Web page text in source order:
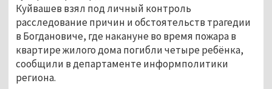
Куйвашев взял под личный контроль
расследование причин и обстоятельств трагедии
в Богдановиче, где накануне во время пожара в
квартире жилого дома погибли четыре ребёнка,
сообщили в департаменте информполитики
региона.